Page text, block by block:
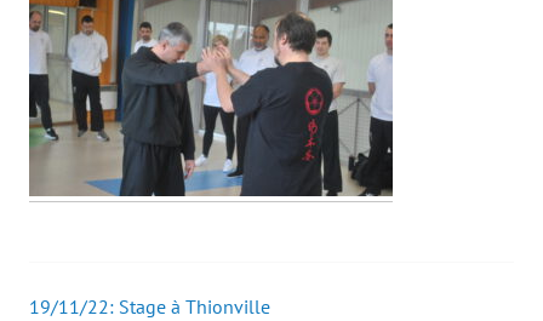
19/11/22: Stage à Thionville